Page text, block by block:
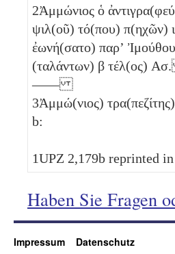
2Ἀμμώνιος ὁ
ψιλ(οῦ) τό(που) π(ηχῶν) ι
ἐωνή(σατο) παρʼ
(ταλάντων) β τέλ(ος) Ασ
——
3Ἀμμώ(νιος)
b:
1UPZ 2,179b reprinted
Haben Sie Fragen
Impressum Datenschutz